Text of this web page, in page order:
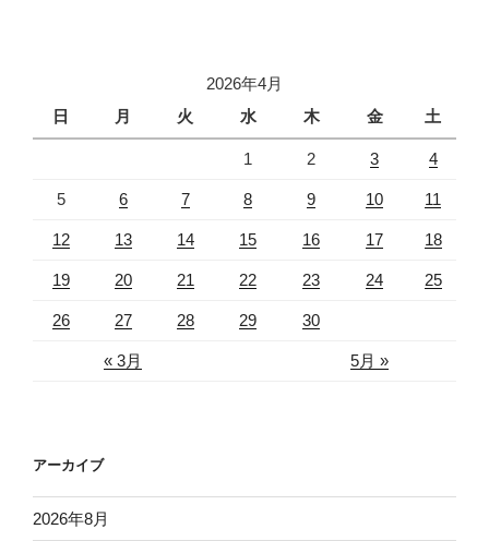
2026年4月
日
月 火 水 木 金 土
« 3月 5月 »
1 2 3 4
5 6 7 8 9 10 11
12 13 14 15 16 17 18
19 20 21 22 23 24 25
26 27 28 29 30
アーカイブ
2026年8月